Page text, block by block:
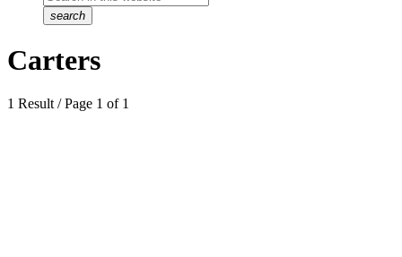
search
Carters
1 Result / Page 1 of 1